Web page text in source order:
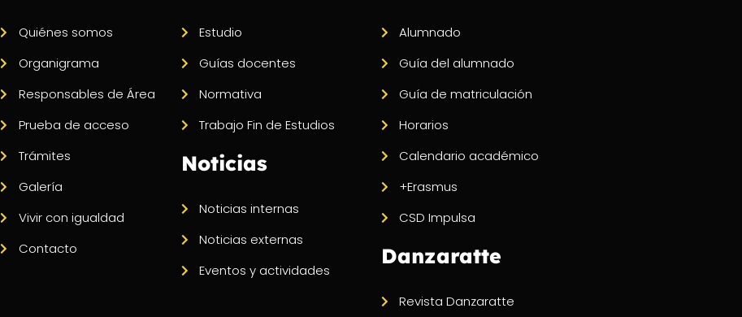
Quiénes somos
Organigrama
Responsables de Área
Prueba de acceso
Trámites
Galería
Vivir con igualdad
Contacto
Estudio
Guías docentes
Normativa
Trabajo Fin de Estudios
Noticias
Noticias internas
Noticias externas
Eventos y actividades
Alumnado
Guía del alumnado
Guía de matriculación
Horarios
Calendario académico
+Erasmus
CSD Impulsa
Danzaratte
Revista Danzaratte